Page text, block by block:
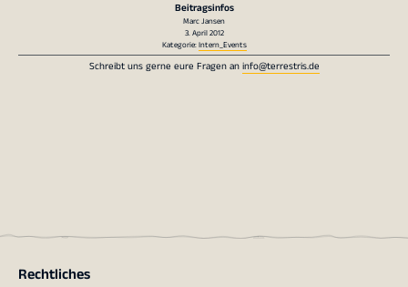
Beitragsinfos
Marc Jansen
3. April 2012
Kategorie:Intern_Events
Schreibt uns gerne eure Fragen aninfo@terrestris.de
Rechtliches